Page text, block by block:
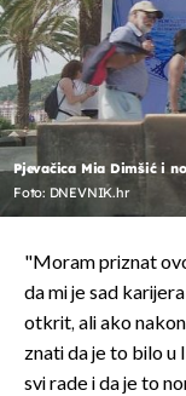
Pjevačica Mia Dimšić i
Foto: DNEVNIK.hr
"Moram priznat
da mi je sad
otkrit, ali ako
znati da je to bilo u
svi rade i da je to